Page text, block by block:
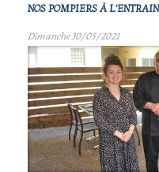
NOS POMPIERS À
Dimanche 30/05/2021